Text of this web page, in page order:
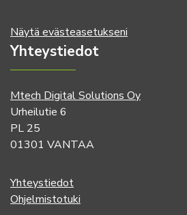
Näytä evästeasetukseni
Yhteystiedot
Mtech Digital Solutions Oy
Urheilutie 6
PL 25
01301 VANTAA
Yhteystiedot
Ohjelmistotuki